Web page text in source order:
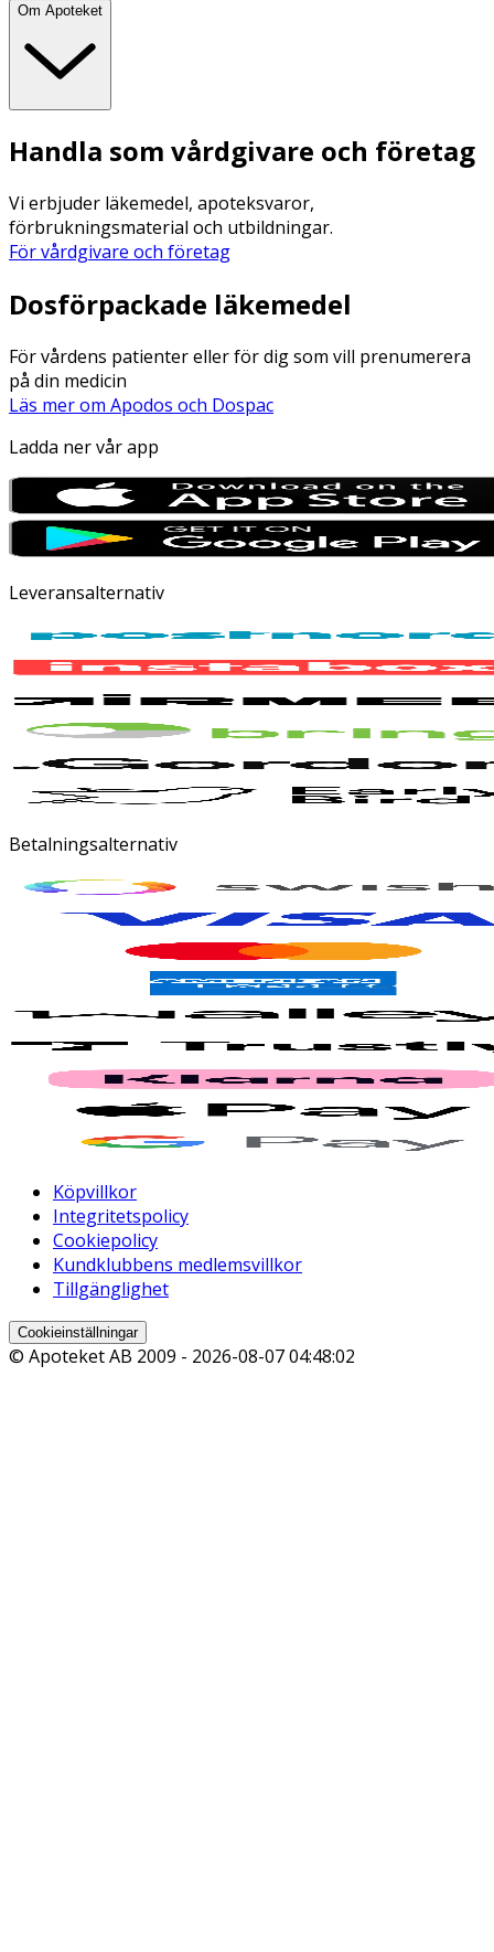
Om Apoteket
Handla som vårdgivare och företag
Vi erbjuder läkemedel, apoteksvaror,
förbrukningsmaterial och utbildningar.
För vårdgivare och företag
Dosförpackade läkemedel
För vårdens patienter eller för dig som vill prenumerera
på din medicin
Läs mer om Apodos och Dospac
Ladda ner vår app
Leveransalternativ
Betalningsalternativ
Köpvillkor
Integritetspolicy
Cookiepolicy
Kundklubbens medlemsvillkor
Tillgänglighet
Cookieinställningar
© Apoteket AB 2009 - 2026-08-07 04:48:02